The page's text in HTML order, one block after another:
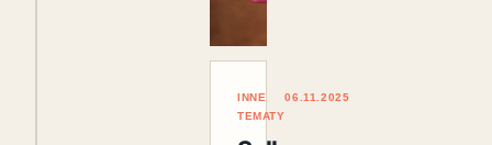
INNE
TEMATY
06.11.2025